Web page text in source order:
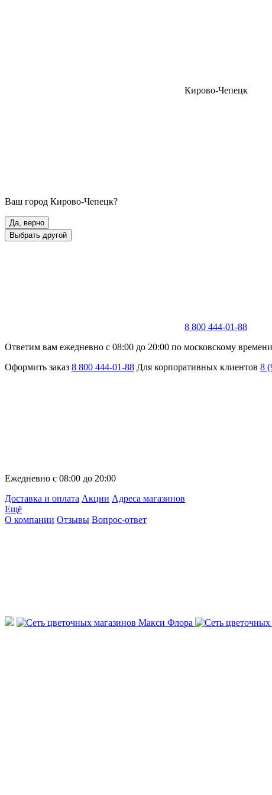
Кирово-Чепецк
Ваш город Кирово-Чепецк?
Да, верно
Выбрать другой
8 800 444-01-88
Ответим вам ежедневно с 08:00 до 20:00 по московскому времени
Оформить заказ 8 800 444-01-88 Для корпоративных клиентов 8
Ежедневно с 08:00 до 20:00
Доставка и оплата Акции Адреса магазинов
Ещё
О компании Отзывы Вопрос-ответ